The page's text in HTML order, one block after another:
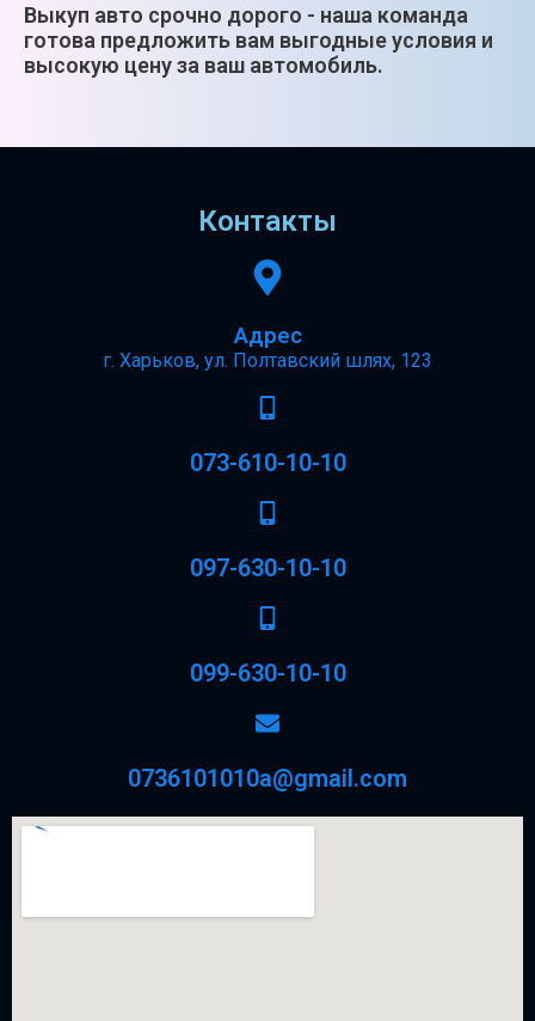
Выкуп авто срочно дорого - наша команда
готова предложить вам выгодные условия и
высокую цену за ваш автомобиль.
Контакты
Адрес
г. Харьков, ул. Полтавский шлях, 123
073-610-10-10
097-630-10-10
099-630-10-10
0736101010a@gmail.com